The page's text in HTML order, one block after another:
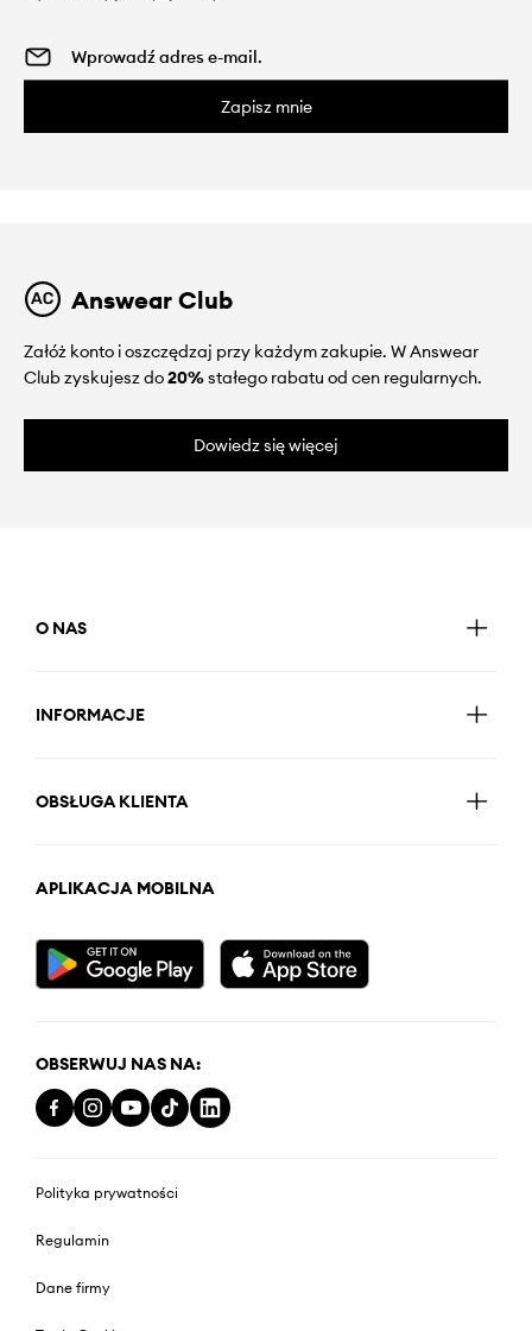
Zapisz mnie
Answear Club
Załóż konto i oszczędzaj przy każdym zakupie. W Answear
Club zyskujesz do20%stałego rabatu od cen regularnych.
Dowiedz się więcej
O NAS
INFORMACJE
OBSŁUGA KLIENTA
APLIKACJA MOBILNA
OBSERWUJ NAS NA:
Polityka prywatności
Regulamin
Dane firmy